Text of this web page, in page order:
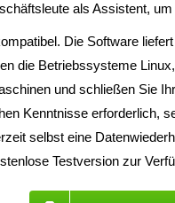
als Assistent,
Die Software
die Betriebssysteme
und schließen Sie
Kenntnisse erforderlich,
selbst eine
Testversion zur